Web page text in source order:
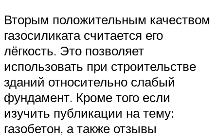
Вторым положительным качеством
газосиликата считается его
лёгкость. Это позволяет
использовать при строительстве
зданий относительно слабый
фундамент. Кроме того если
изучить публикации на тему:
газобетон, а также отзывы